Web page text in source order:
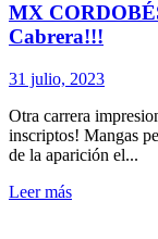
MX
Cabrera!!!
31 julio, 2023
Otra carrera
inscriptos! Mangas
de la aparición el...
Leer más